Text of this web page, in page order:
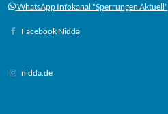
WhatsApp Infokanal "Sperrungen Aktuell"
Facebook Nidda
nidda.de